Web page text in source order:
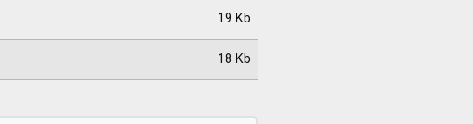
19 Kb
18 Kb